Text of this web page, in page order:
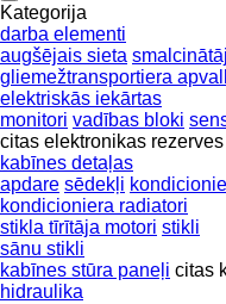
Kategorija
darba elementi
augšējais sieta
gliemežtransportiera
elektriskās iekārtas
monitori vadības bloki
citas elektronikas
kabīnes detaļas
apdare sēdekļi
kondicioniera radiatori
stikla tīrītāja motori stikli
sānu stikli
kabīnes stūra paneļi citas
hidraulika